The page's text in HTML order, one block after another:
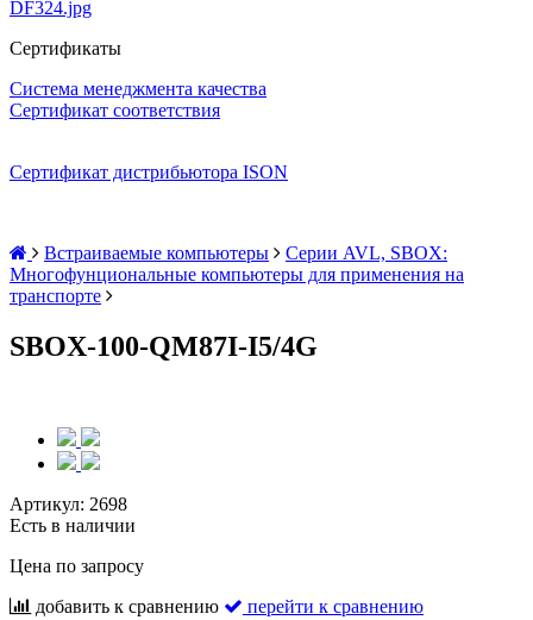
Сертификаты
Система менеджмента качества
Сертификат соответствия
Сертификат дистрибьютора ISON
Встраиваемые компьютеры
Серии AVL, SBOX:
Многофунциональные компьютеры для применения на
транспорте
SBOX-100-QM87I-I5/4G
Артикул: 2698
Есть в наличии
Цена по запросу
добавить к сравнению
перейти к сравнению